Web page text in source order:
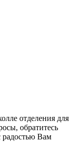
отделения для
обратитесь
радостью Вам